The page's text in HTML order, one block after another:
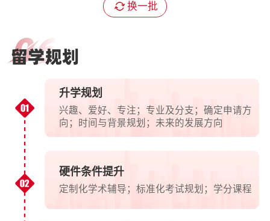
换一批
升学规划
兴趣、爱好、专注；专业及分支；确定申请方
向；时间与背景规划；未来的发展方向
硬件条件提升
定制化学术辅导；标准化考试规划；学分课程